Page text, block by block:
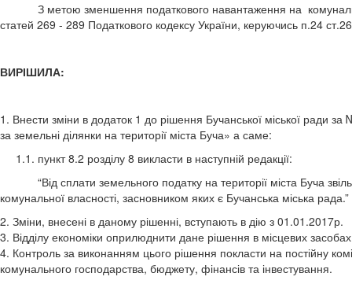
З метою зменшення податкового навантаження на комунальні
статей 269 - 289 Податкового кодексу України, керуючись п.24
ВИРІШИЛА:
1. Внести зміни в додаток 1 до рішення Бучанської міської ради
за земельні ділянки на території міста Буча» а саме:
1.1. пункт 8.2 розділу 8 викласти в наступній редакції:
“Від сплати земельного податку на території міста Буча
комунальної власності, засновником яких є Бучанська міська рада.”
2. Зміни, внесені в даному рішенні, вступають в дію з 01.01.2017р.
3. Відділу економіки оприлюднити дане рішення в місцевих
4. Контроль за виконанням цього рішення покласти на постійну
комунального господарства, бюджету, фінансів та інвестування.